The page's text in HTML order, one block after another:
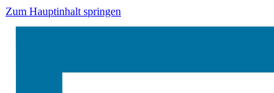
Zum Hauptinhalt springen